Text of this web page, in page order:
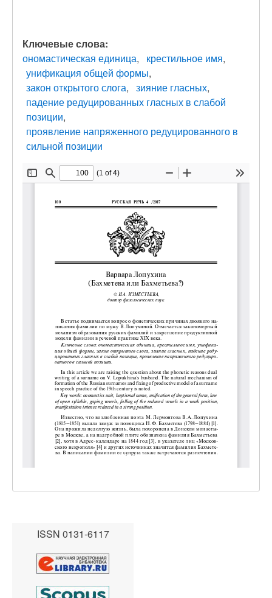
Ключевые слова:
ономастическая единица
крестильное имя
унификация общей формы
закон открытого слога
зияние гласных
падение редуцированных гласных в слабой
позиции
проявление напряженного редуцированного в
сильной позиции
ISSN 0131-6117